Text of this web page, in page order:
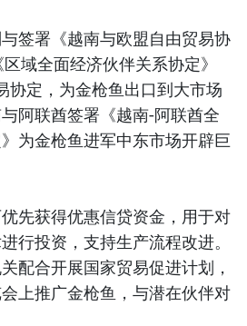
签署《越南与欧盟自由贸易协
域全面经济伙伴关系协定》
协定，为金枪鱼出口到大市场
阿联酋签署《越南-阿联酋全
为金枪鱼进军中东市场开辟巨
先获得优惠信贷资金，用于对
行投资，支持生产流程改进。
配合开展国家贸易促进计划，
上推广金枪鱼，与潜在伙伴对